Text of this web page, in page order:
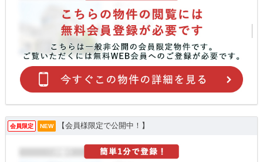
会員限定 NEW 【会員様限定で公開中！】